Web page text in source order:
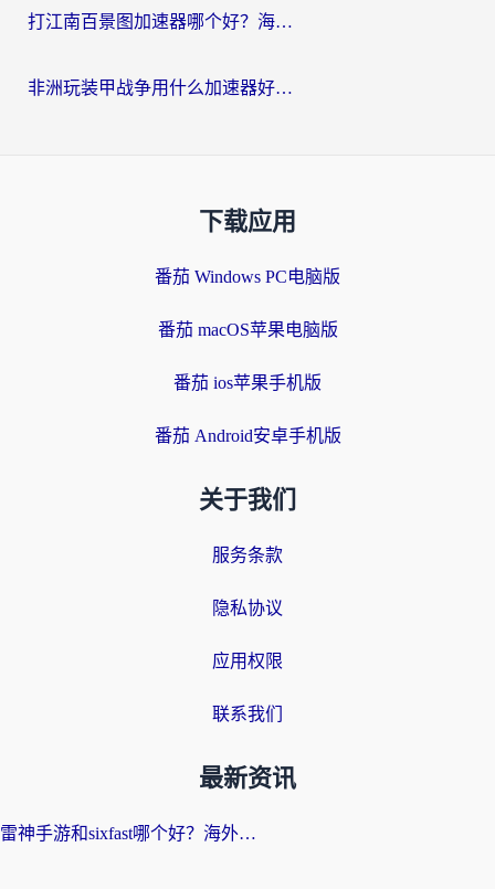
打江南百景图加速器哪个好？海外党踩坑N次后，终于找到不卡的秘诀
非洲玩装甲战争用什么加速器好？海外党亲测有效的国服游戏加速方案
下载应用
番茄 Windows PC电脑版
番茄 macOS苹果电脑版
番茄 ios苹果手机版
番茄 Android安卓手机版
关于我们
服务条款
隐私协议
应用权限
联系我们
最新资讯
雷神手游和sixfast哪个好？海外党亲测3款回国加速器，教你选对不踩坑